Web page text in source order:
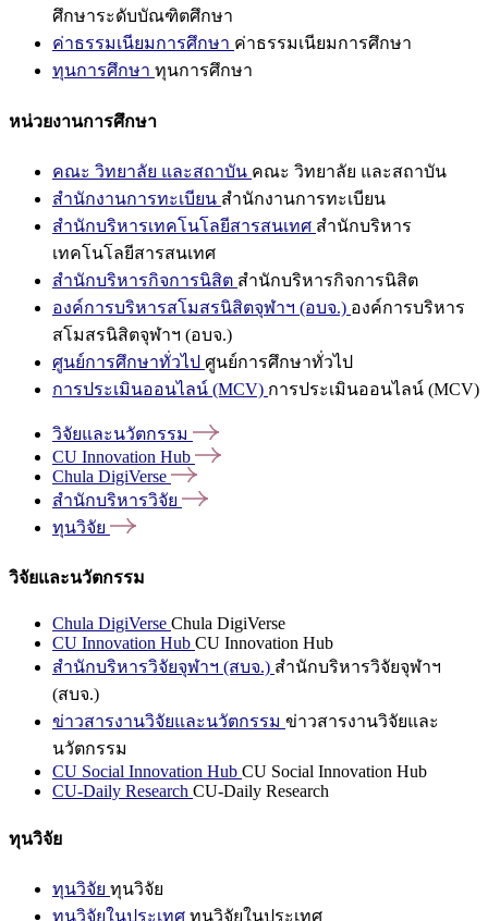
ศึกษาระดับบัณฑิตศึกษา
ค่าธรรมเนียมการศึกษา ค่าธรรมเนียมการศึกษา
ทุนการศึกษา ทุนการศึกษา
หน่วยงานการศึกษา
คณะ วิทยาลัย และสถาบัน คณะ วิทยาลัย และสถาบัน
สำนักงานการทะเบียน สำนักงานการทะเบียน
สำนักบริหารเทคโนโลยีสารสนเทศ สำนักบริหาร
เทคโนโลยีสารสนเทศ
สำนักบริหารกิจการนิสิต สำนักบริหารกิจการนิสิต
องค์การบริหารสโมสรนิสิตจุฬาฯ (อบจ.) องค์การบริหาร
สโมสรนิสิตจุฬาฯ (อบจ.)
ศูนย์การศึกษาทั่วไป ศูนย์การศึกษาทั่วไป
การประเมินออนไลน์ (MCV) การประเมินออนไลน์ (MCV)
วิจัยและนวัตกรรม
CU Innovation Hub
Chula DigiVerse
สำนักบริหารวิจัย
ทุนวิจัย
วิจัยและนวัตกรรม
Chula DigiVerse Chula DigiVerse
CU Innovation Hub CU Innovation Hub
สำนักบริหารวิจัยจุฬาฯ (สบจ.) สำนักบริหารวิจัยจุฬาฯ
(สบจ.)
ข่าวสารงานวิจัยและนวัตกรรม ข่าวสารงานวิจัยและ
นวัตกรรม
CU Social Innovation Hub CU Social Innovation Hub
CU-Daily Research CU-Daily Research
ทุนวิจัย
ทุนวิจัย ทุนวิจัย
ทุนวิจัยในประเทศ ทุนวิจัยในประเทศ